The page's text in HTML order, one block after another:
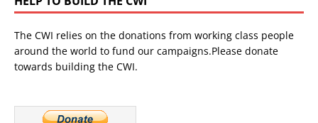
The CWI relies on the donations from working class people
around the world to fund our campaigns.Please donate
towards building the CWI.